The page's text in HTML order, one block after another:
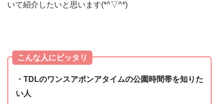
いて紹介したいと思います(*^▽^*)
こんな人にピッタリ
・TDLのワンスアポンアタイムの公園時間帯を知りた
い人